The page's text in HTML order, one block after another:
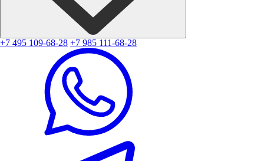
+7 495 109-68-28 +7 985 111-68-28